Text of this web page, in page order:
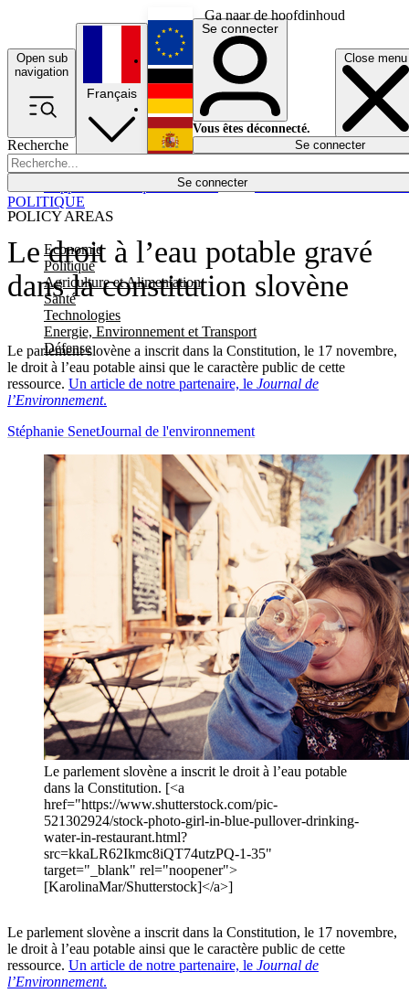
Ga naar de hoofdinhoud
Open sub
navigation
Close menu
Recherche
Se connecter
POLICY AREAS
Economie
Politique
Agriculture et Alimentation
Santé
Technologies
Energie, Environnement et Transport
Défense
Économie
Français
English
Deutsch
Español
Se connecter
Vous êtes déconnecté.
Se connecter
Le droit à l’eau potable gravé
dans la constitution slovène
Le parlement slovène a inscrit dans la Constitution, le 17 novembre,
le droit à l’eau potable ainsi que le caractère public de cette
ressource. Un article de notre partenaire, le Journal de
l’Environnement.
POLITIQUE
Stéphanie SenetJournal de l'environnement
Le parlement slovène a inscrit le droit à l’eau potable
dans la Constitution. [<a
href="https://www.shutterstock.com/pic-
521302924/stock-photo-girl-in-blue-pullover-drinking-
water-in-restaurant.html?
src=kkaLR62Ikmc8iQT74utzPQ-1-35"
target="_blank" rel="noopener">
[KarolinaMar/Shutterstock]</a>]
Le parlement slovène a inscrit dans la Constitution, le 17 novembre,
le droit à l’eau potable ainsi que le caractère public de cette
ressource. Un article de notre partenaire, le Journal de
l’Environnement.